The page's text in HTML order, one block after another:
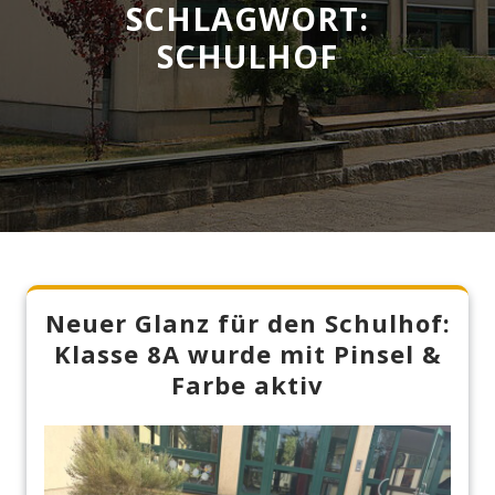
SCHLAGWORT:
SCHULHOF
Neuer Glanz für den Schulhof:
Klasse 8A wurde mit Pinsel &
Farbe aktiv